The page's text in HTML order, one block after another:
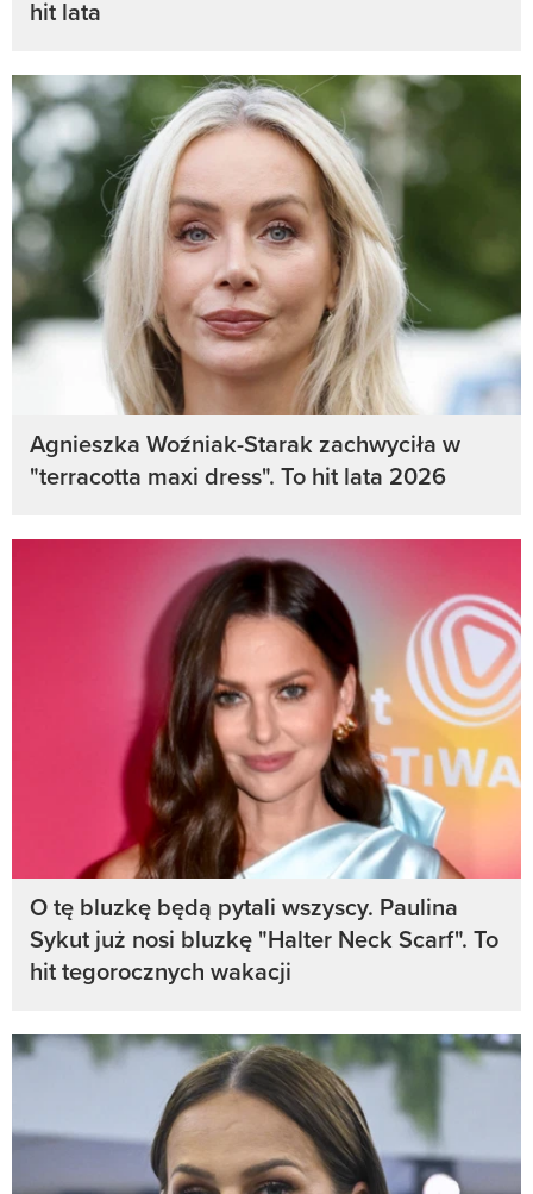
hit lata
Agnieszka Woźniak-Starak zachwyciła w
"terracotta maxi dress". To hit lata 2026
O tę bluzkę będą pytali wszyscy. Paulina
Sykut już nosi bluzkę "Halter Neck Scarf". To
hit tegorocznych wakacji